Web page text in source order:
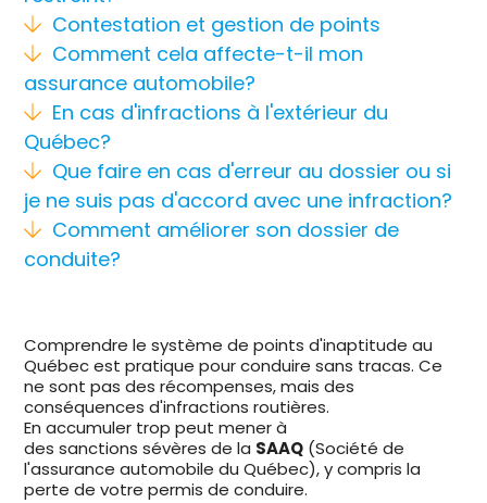
Contestation et gestion de points
Comment cela affecte-t-il mon
assurance automobile?
En cas d'infractions à l'extérieur du
Québec?
Que faire en cas d'erreur au dossier ou si
je ne suis pas d'accord avec une infraction?
Comment améliorer son dossier de
conduite?
Comprendre le système de points d'inaptitude au
Québec est pratique pour conduire sans tracas. Ce
ne sont pas des récompenses, mais des
conséquences d'infractions routières.
En accumuler trop peut mener à
des sanctions sévères de la SAAQ (Société de
l'assurance automobile du Québec), y compris la
perte de votre permis de conduire.